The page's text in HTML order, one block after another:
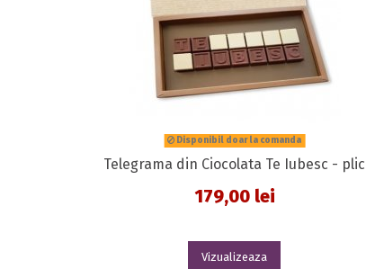
Disponibil doar la comanda
Telegrama din Ciocolata Te Iubesc - plic
179,00 lei
Vizualizeaza